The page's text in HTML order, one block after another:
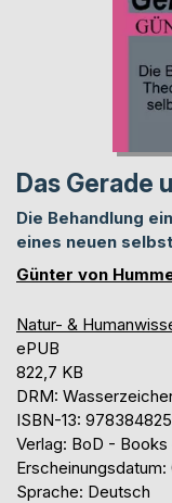
Das Gerade
Die Behandlung
eines neuen
Günter von
Natur- &
ePUB
822,7 KB
DRM:
ISBN-13:
Verlag: BoD - Books
Erscheinungsdatum:
Sprache: Deutsch